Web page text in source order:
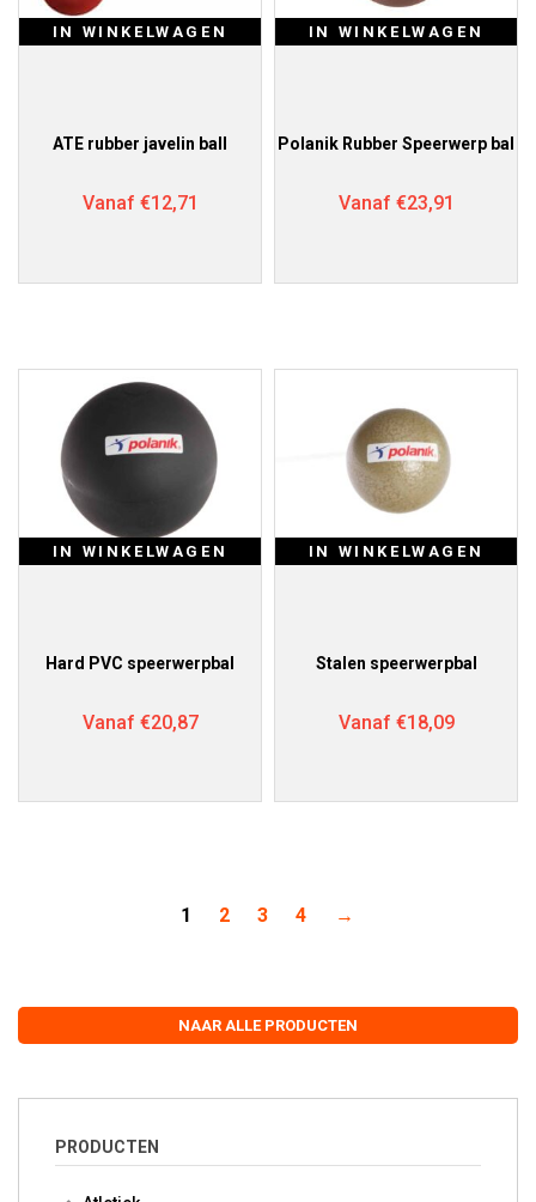
NAAR ALLE PRODUCTEN
PRODUCTEN
IN WINKELWAGEN
ATE rubber javelin ball
Vanaf €12,71
IN WINKELWAGEN
Polanik Rubber Speerwerp bal
Vanaf €23,91
IN WINKELWAGEN
Hard PVC speerwerpbal
Vanaf €20,87
IN WINKELWAGEN
Stalen speerwerpbal
Vanaf €18,09
1 2 3 4 →